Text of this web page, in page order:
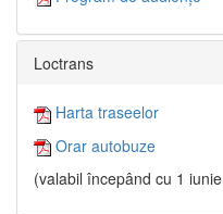
Loctrans
Harta traseelor
Orar autobuze
(valabil începând cu 1